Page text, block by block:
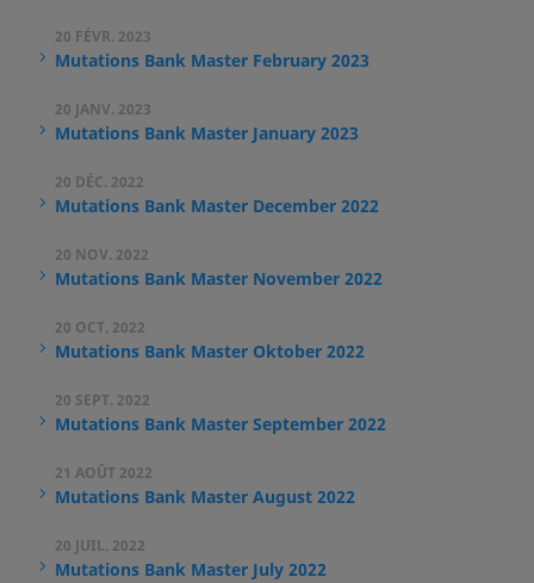
20 FÉVR. 2023
Mutations Bank Master February 2023
20 JANV. 2023
Mutations Bank Master January 2023
20 DÉC. 2022
Mutations Bank Master December 2022
20 NOV. 2022
Mutations Bank Master November 2022
20 OCT. 2022
Mutations Bank Master Oktober 2022
20 SEPT. 2022
Mutations Bank Master September 2022
21 AOÛT 2022
Mutations Bank Master August 2022
20 JUIL. 2022
Mutations Bank Master July 2022